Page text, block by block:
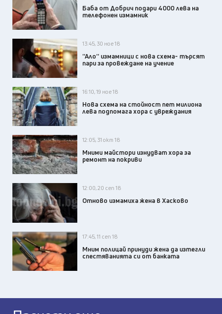
Баба от Добрич подари 4000 лева на
телефонен измамник
13:45, 30 ное 18
''Ало'' измамници с нова схема- търсят
пари за провеждане на учение
16:10, 19 ное 18
Нова схема на стойност пет милиона
лева подпомага хора с увреждания
12:05, 31 окт 18
Мними майстори изнудват хора за
ремонт на покриви
12:00, 20 сеп 18
Отново измамиха жена в Хасково
17:45, 11 сеп 18
Мним полицай принуди жена да изтегли
спестяванията си от банката